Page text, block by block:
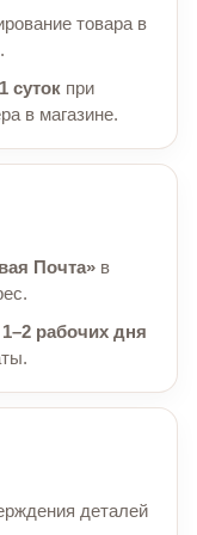
товара в
1 суток при
в магазине.
Почта» в
1–2 рабочих дня
деталей